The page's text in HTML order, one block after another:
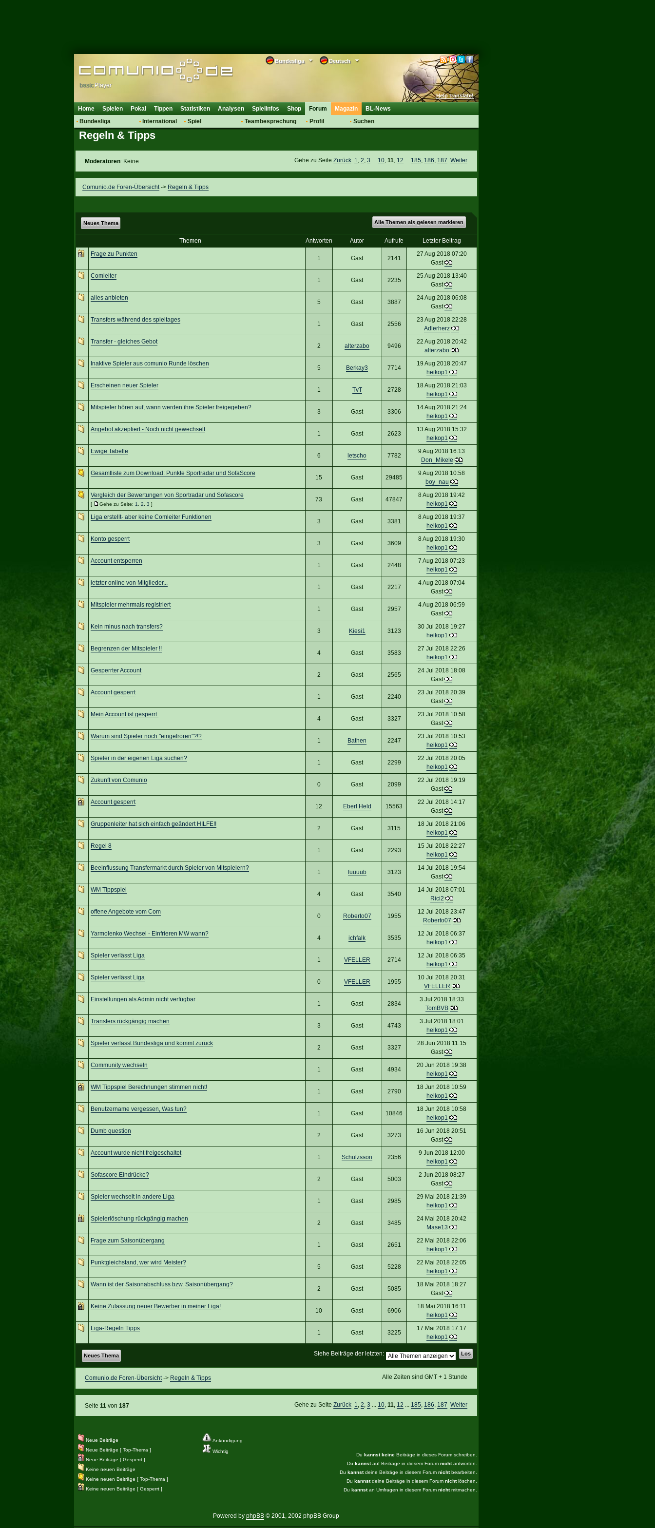
Deutsch
Bundesliga
Help translate!
basic Player
Home Spielen Pokal Tippen Statistiken Analysen Spielinfos Shop
Forum
Bundesliga
Hot News
Spielanalyse
International
Vereine
Spiel
Teambesprechung
Profil
Support
Suchen
Magazin BL-News
Regeln & Tipps
Gehe zu SeiteZurück 1 ,2 ,3 10 ,11 12 185 186 187 Weiter
Moderatoren: Keine
Comunio.de Foren-Übersicht-> Regeln & Tipps
Alle Themen als gelesen markieren
Neues Thema
Themen Antworten Autor Aufrufe
Letzter Beitrag
Frage zu Punkten
1 Gast 2141
27 Aug 2018 07:20
Gast
Comleiter
1 Gast 2235
25 Aug 2018 13:40
Gast
alles anbieten
5 Gast 3887
24 Aug 2018 06:08
Gast
Transfers während des spieltages
1 Gast 2556
23 Aug 2018 22:28
Adlerherz
Transfer - gleiches Gebot
2 alterzabo 9496
22 Aug 2018 20:42
alterzabo
Inaktive Spieler aus comunio Runde löschen
5 Berkay3 7714
19 Aug 2018 20:47
heikop1
Erscheinen neuer Spieler
1 TvT 2728
18 Aug 2018 21:03
heikop1
Mitspieler hören auf, wann werden ihre Spieler freigegeben?
3 Gast 3306
14 Aug 2018 21:24
heikop1
Angebot akzeptiert - Noch nicht gewechselt
1 Gast 2623
13 Aug 2018 15:32
heikop1
Ewige Tabelle
6 letscho 7782
9 Aug 2018 16:13
Don_Mikele
Gesamtliste zum Download: Punkte Sportradar und SofaScore
15 Gast 29485
9 Aug 2018 10:58
boy_nau
Vergleich der Bewertungen von Sportradar und Sofascore
[ Gehe zu Seite: 1 2 3 ]
73 Gast 47847
8 Aug 2018 19:42
heikop1
Liga erstellt- aber keine Comleiter Funktionen
3 Gast 3381
8 Aug 2018 19:37
heikop1
Konto gesperrt
3 Gast 3609
8 Aug 2018 19:30
heikop1
Account entsperren
1 Gast 2448
7 Aug 2018 07:23
heikop1
letzter online von Mitglieder,..
1 Gast 2217
4 Aug 2018 07:04
Gast
Mitspieler mehrmals registriert
1 Gast 2957
4 Aug 2018 06:59
Gast
Kein minus nach transfers?
3 Kiesi1 3123
30 Jul 2018 19:27
heikop1
Begrenzen der Mitspieler !!
4 Gast 3583
27 Jul 2018 22:26
heikop1
Gesperrter Account
2 Gast 2565
24 Jul 2018 18:08
Gast
Account gesperrt
1 Gast 2240
23 Jul 2018 20:39
Gast
Mein Account ist gesperrt.
4 Gast 3327
23 Jul 2018 10:58
Gast
Warum sind Spieler noch "eingefroren"?!?
1 Bathen 2247
23 Jul 2018 10:53
heikop1
Spieler in der eigenen Liga suchen?
1 Gast 2299
22 Jul 2018 20:05
heikop1
Zukunft von Comunio
0 Gast 2099
22 Jul 2018 19:19
Gast
Account gesperrt
12 Eberl Held 15563
22 Jul 2018 14:17
Gast
Gruppenleiter hat sich einfach geändert HILFE!!
2 Gast 3115
18 Jul 2018 21:06
heikop1
Regel 8
1 Gast 2293
15 Jul 2018 22:27
heikop1
Beeinflussung Transfermarkt durch Spieler von Mitspielern?
1 fuuuub 3123
14 Jul 2018 19:54
Gast
WM Tippspiel
4 Gast 3540
14 Jul 2018 07:01
Rici2
offene Angebote vom Com
0 Roberto07 1955
12 Jul 2018 23:47
Roberto07
Yarmolenko Wechsel - Einfrieren MW wann?
4 ichfalk 3535
12 Jul 2018 06:37
heikop1
Spieler verlässt Liga
1 VFELLER 2714
12 Jul 2018 06:35
heikop1
Spieler verlässt Liga
0 VFELLER 1955
10 Jul 2018 20:31
VFELLER
Einstellungen als Admin nicht verfügbar
1 Gast 2834
3 Jul 2018 18:33
TomBVB
Transfers rückgängig machen
3 Gast 4743
3 Jul 2018 18:01
heikop1
Spieler verlässt Bundesliga und kommt zurück
2 Gast 3327
28 Jun 2018 11:15
Gast
Community wechseln
1 Gast 4934
20 Jun 2018 19:38
heikop1
WM Tippspiel Berechnungen stimmen nicht!
1 Gast 2790
18 Jun 2018 10:59
heikop1
Benutzername vergessen, Was tun?
1 Gast 10846
18 Jun 2018 10:58
heikop1
Dumb question
2 Gast 3273
16 Jun 2018 20:51
Gast
Account wurde nicht freigeschaltet
1 Schulzsson 2356
9 Jun 2018 12:00
heikop1
Sofascore Eindrücke?
2 Gast 5003
2 Jun 2018 08:27
Gast
Spieler wechselt in andere Liga
1 Gast 2985
29 Mai 2018 21:39
heikop1
Spielerlöschung rückgängig machen
2 Gast 3485
24 Mai 2018 20:42
Mase13
Frage zum Saisonübergang
1 Gast 2651
22 Mai 2018 22:06
heikop1
Punktgleichstand, wer wird Meister?
5 Gast 5228
22 Mai 2018 22:05
heikop1
Wann ist der Saisonabschluss bzw. Saisonübergang?
2 Gast 5085
18 Mai 2018 18:27
Gast
Keine Zulassung neuer Bewerber in meiner Liga!
10 Gast 6906
18 Mai 2018 16:11
heikop1
Liga-Regeln Tipps
1 Gast 3225
17 Mai 2018 17:17
heikop1
Siehe Beiträge der letzten:
Neues Thema
Alle Zeiten sind GMT + 1 Stunde
Comunio.de Foren-Übersicht-> Regeln & Tipps
Gehe zu SeiteZurück 1 ,2 ,3 10 ,11 12 185 186 187 Weiter
Seite 11 von 187
Ankündigung
Wichtig
Neue Beiträge
Neue Beiträge [ Top-Thema ]
Neue Beiträge [ Gesperrt ]
Keine neuen Beiträge
Keine neuen Beiträge [ Top-Thema ]
Keine neuen Beiträge [ Gesperrt ]
Du kannst keineBeiträge in dieses Forum schreiben.
Du kannstauf Beiträge in diesem Forum nichtantworten.
Du kannstdeine Beiträge in diesem Forum nichtbearbeiten.
Du kannstdeine Beiträge in diesem Forum nichtlöschen.
Du kannstan Umfragen in diesem Forum nichtmitmachen.
Powered by phpBB © 2001, 2002 phpBB Group